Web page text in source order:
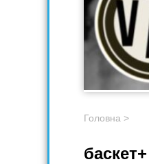
Головна >
баскет+